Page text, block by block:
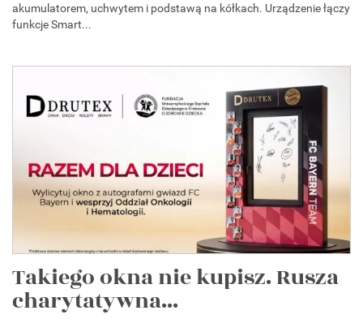
akumulatorem, uchwytem i podstawą na kółkach. Urządzenie łączy
funkcje Smart...
Takiego okna nie kupisz. Rusza
charytatywna...